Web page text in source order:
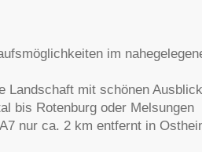
im
Landschaft mit schönen
bis Rotenburg oder Melsungen
nur ca. 2 km entfernt in